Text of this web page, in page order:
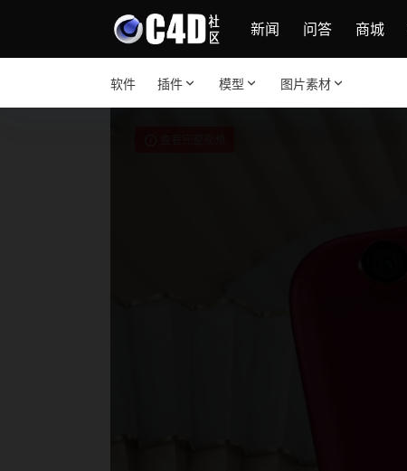
新闻 问答 商城
软件 插件 模型 图片素材